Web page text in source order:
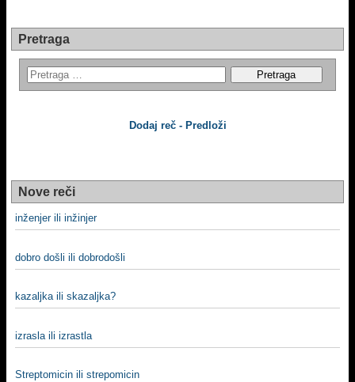
Pretraga
Dodaj reč - Predloži
Nove reči
inženjer ili inžinjer
dobro došli ili dobrodošli
kazaljka ili skazaljka?
izrasla ili izrastla
Streptomicin ili strepomicin